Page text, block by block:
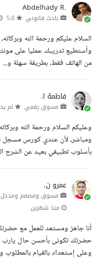
Abdelhady R.
باحث قانوني
السلام عليكم ورحمة الله
من الهاتف فقط، بطريقة سهلة و...
فاطمة ا.
مسوق رقمي لم
وعليكم السلام ورحمة الله
بأسلوب تطبيقي بعيد عن الشرح
عمرو ن.
مسوق ومصمم ومدخل
منذ شهرين
أنا جاهز ومستعد للعمل مع
حضرتك تكونى بأحسن حال
وعلى إستعداد بالقيام بالمطلوب